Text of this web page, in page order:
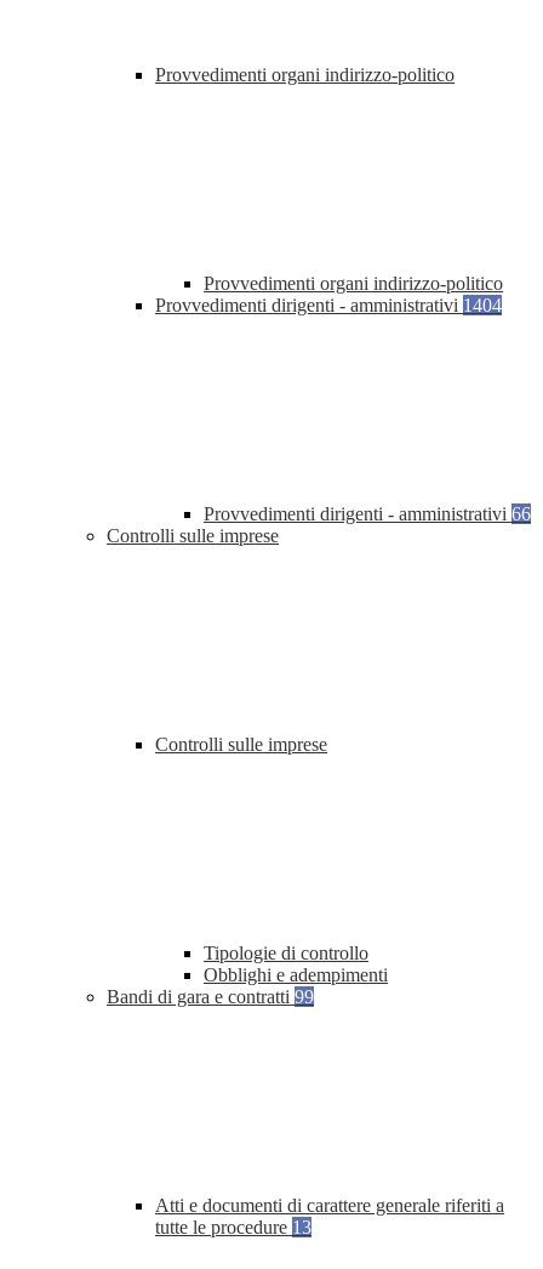
Provvedimenti organi indirizzo-politico
Provvedimenti organi indirizzo-politico
Provvedimenti dirigenti - amministrativi 1404
Provvedimenti dirigenti - amministrativi 66
Controlli sulle imprese
Controlli sulle imprese
Tipologie di controllo
Obblighi e adempimenti
Bandi di gara e contratti 99
Atti e documenti di carattere generale riferiti a
tutte le procedure 13